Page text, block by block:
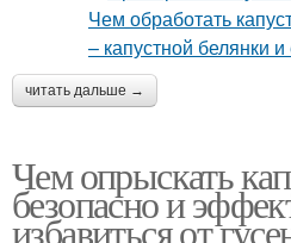
читать дальше →
Чем опрыскать
безопасно и
избавиться от